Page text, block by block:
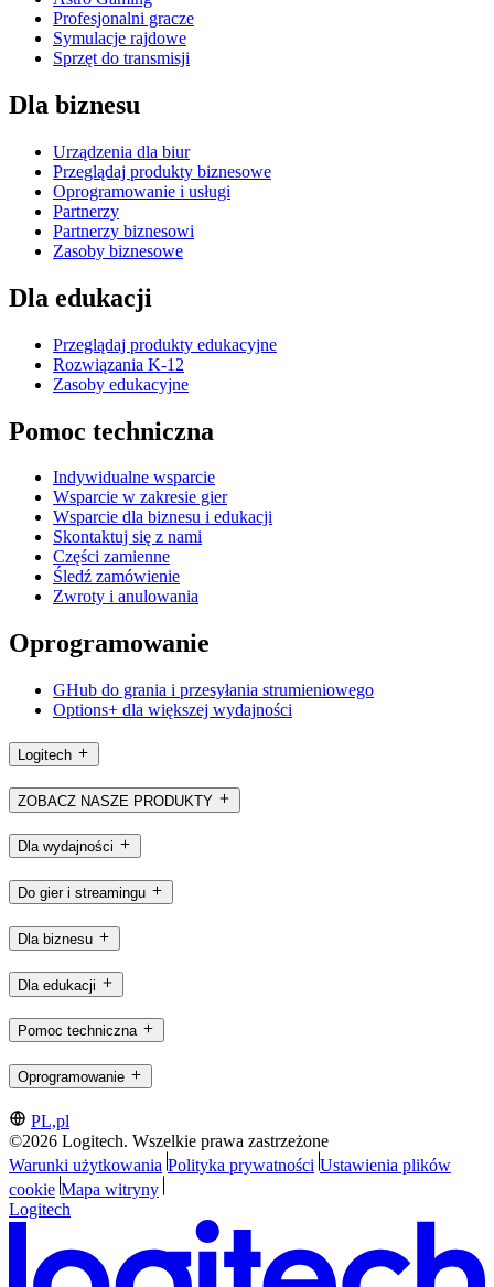
Profesjonalni gracze
Symulacje rajdowe
Sprzęt do transmisji
Dla biznesu
Urządzenia dla biur
Przeglądaj produkty biznesowe
Oprogramowanie i usługi
Partnerzy
Partnerzy biznesowi
Zasoby biznesowe
Dla edukacji
Przeglądaj produkty edukacyjne
Rozwiązania K-12
Zasoby edukacyjne
Pomoc techniczna
Indywidualne wsparcie
Wsparcie w zakresie gier
Wsparcie dla biznesu i edukacji
Skontaktuj się z nami
Części zamienne
Śledź zamówienie
Zwroty i anulowania
Oprogramowanie
GHub do grania i przesyłania strumieniowego
Options+ dla większej wydajności
Logitech
ZOBACZ NASZE PRODUKTY
Dla wydajności
Do gier i streamingu
Dla biznesu
Dla edukacji
Pomoc techniczna
Oprogramowanie
PL,pl
©2026 Logitech. Wszelkie prawa zastrzeżone
Warunki użytkowania Polityka prywatności Ustawienia plików
cookie Mapa witryny
Logitech